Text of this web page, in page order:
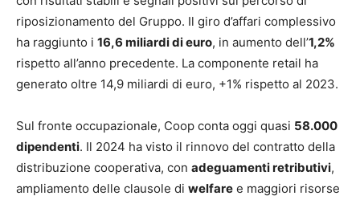
riposizionamento del Gruppo. Il giro d’affari complessivo
ha raggiunto i 16,6 miliardi di euro, in aumento dell’1,2%
rispetto all’anno precedente. La componente retail ha
generato oltre 14,9 miliardi di euro, +1% rispetto al 2023.
Sul fronte occupazionale, Coop conta oggi quasi 58.000
dipendenti. Il 2024 ha visto il rinnovo del contratto della
distribuzione cooperativa, con adeguamenti retributivi,
ampliamento delle clausole di welfare e maggiori risorse